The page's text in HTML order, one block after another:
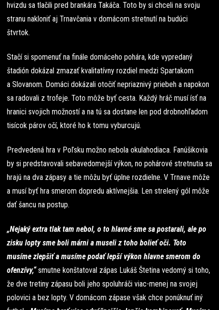
hvizdu sa tlačili pred brankára Takáča. Toto by si chceli na svoju
stranu nakloniť aj Trnavčania v domácom stretnutí na budúci
štvrtok.
Stačí si spomenuť na finále domáceho pohára, kde vypredaný
štadión dokázal zmazať kvalitatívny rozdiel medzi Spartakom
a Slovanom. Domáci dokázali otočiť nepriaznivý priebeh a napokon
sa radovali z trofeje. Toto môže byť cesta. Každý hráč musí ísť na
hranici svojich možností a na tú sa dostane len pod drobnohľadom
tisícok párov očí, ktoré ho k tomu vyburcujú.
Predvedená hra v Poľsku možno nebola okulahodiaca. Fanúšikovia
by si predstavovali sebavedomejší výkon, no pohárové stretnutia sa
hrajú na dva zápasy a tie môžu byť úplne rozdielne. V Trnave môže
a musí byť hra smerom dopredu aktívnejšia. Len strelený gól môže
dať šancu na postup.
„Nejaký extra tlak tam nebol, o to hlavné sme sa postarali, ale po
zisku lopty sme boli márni a museli z toho bolieť oči. Toto
musíme zlepšiť a musíme podať lepší výkon hlavne smerom do
ofenzívy,“smutne konštatoval zápas Lukáš Štetina vedomý si toho,
že dve tretiny zápasu boli jeho spoluhráči viac-menej na svojej
polovici a bez lopty. V domácom zápase však chce ponúknuť iný